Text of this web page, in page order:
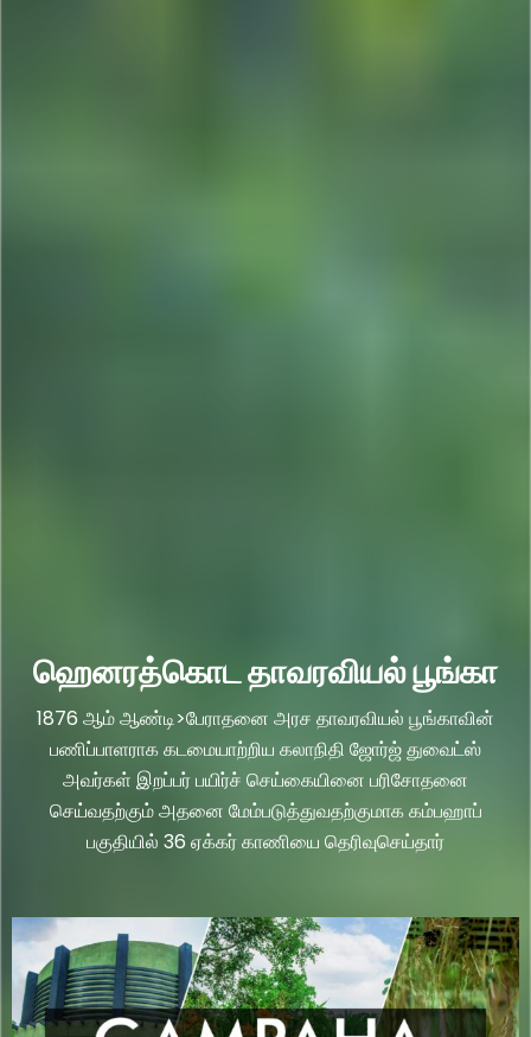
ஹெனரத்கொட தாவரவியல் பூங்கா
1876 ஆம் ஆண்டி>பேராதனை அரச தாவரவியல் பூங்காவின்
பணிப்பாளராக கடமையாற்றிய கலாநிதி ஜோர்ஜ் துவைட்ஸ்
அவர்கள் இறப்பர் பயிர்ச் செய்கையினை பரிசோதனை
செய்வதற்கும் அதனை மேம்படுத்துவதற்குமாக கம்பஹாப்
பகுதியில் 36 ஏக்கர் காணியை தெரிவுசெய்தார்